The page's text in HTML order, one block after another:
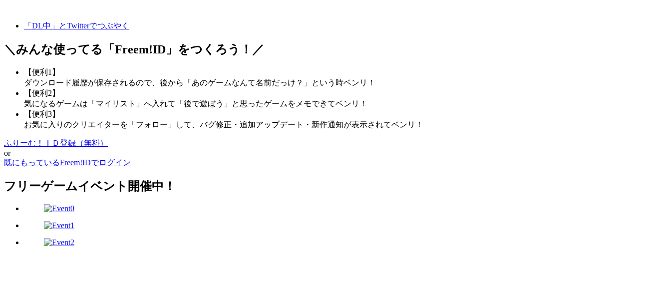
「DL中」とTwitterでつぶやく
＼みんな使ってる「 Freem!ID 」をつくろう！／
【便利1】
ダウンロード履歴が保存されるので、後から「あのゲームなんて名前だっけ？」という時ベンリ！
【便利2】
気になるゲームは「マイリスト」へ入れて「後で遊ぼう」と思ったゲームをメモできてベンリ！
【便利3】
お気に入りのクリエイターを「フォロー」して、バグ修正・追加アップデート・新作通知が表示されてベンリ！
ふりーむ！ＩＤ登録（無料）
or
既にもっているFreem!IDでログイン
フリーゲームイベント開催中！